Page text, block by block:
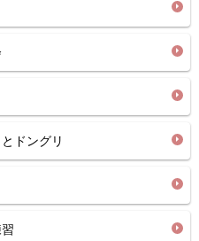
ドングリ